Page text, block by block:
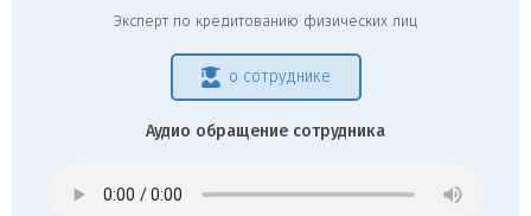
Эксперт по кредитованию физических лиц
о сотруднике
Аудио обращение сотрудника